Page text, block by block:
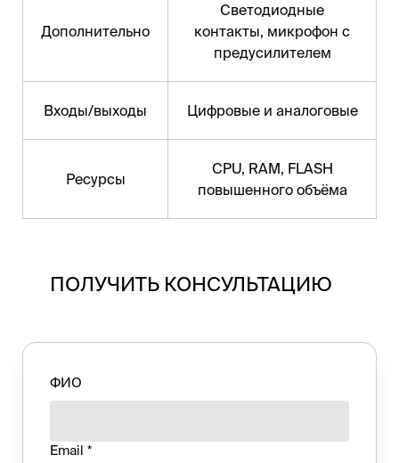
Дополнительно
Светодиодные
контакты, микрофон с
предусилителем
Входы/выходы Цифровые и аналоговые
Ресурсы
CPU, RAM, FLASH
повышенного объёма
ФИО
Email *
ПОЛУЧИТЬ КОНСУЛЬТАЦИЮ